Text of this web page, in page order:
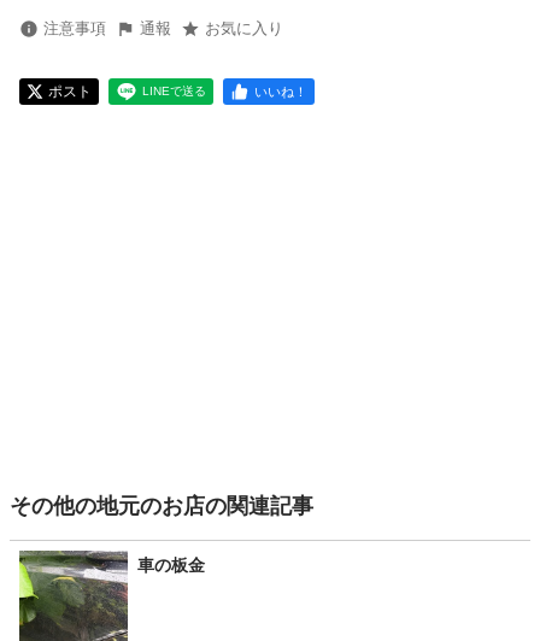
注意事項 通報 お気に入り
ポスト LINEで送る いいね！
その他の地元のお店の関連記事
車の板金